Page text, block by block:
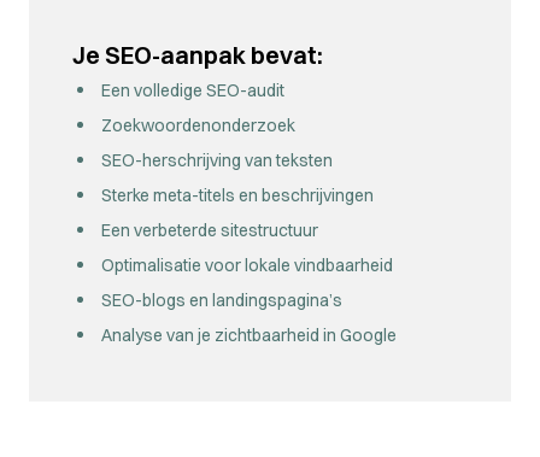
Je SEO-aanpak bevat:
Een volledige SEO-audit
Zoekwoordenonderzoek
SEO-herschrijving van teksten
Sterke meta-titels en beschrijvingen
Een verbeterde sitestructuur
Optimalisatie voor lokale vindbaarheid
SEO-blogs en landingspagina’s
Analyse van je zichtbaarheid in Google